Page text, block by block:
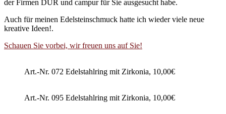
der Firmen DUR und campur für Sie ausgesucht habe.
Auch für meinen Edelsteinschmuck hatte ich wieder viele neue
kreative Ideen!.
Schauen Sie vorbei, wir freuen uns auf Sie!
Art.-Nr. 072 Edelstahlring mit Zirkonia, 10,00€
Art.-Nr. 095 Edelstahlring mit Zirkonia, 10,00€